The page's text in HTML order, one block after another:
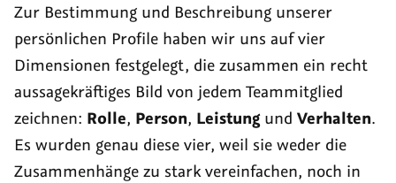
Zur Bestimmung und Beschreibung unserer
persönlichen Profile haben wir uns auf vier
Dimensionen festgelegt, die zusammen ein recht
aussagekräftiges Bild von jedem Teammitglied
zeichnen: Rolle, Person, Leistungund Verhalten.
Es wurden genau diese vier, weil sie weder die
Zusammenhänge zu stark vereinfachen, noch in